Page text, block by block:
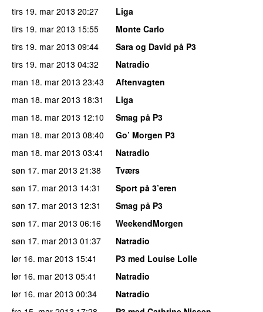
tirs 19. mar 2013 20:27
Liga
tirs 19. mar 2013 15:55
Monte Carlo
tirs 19. mar 2013 09:44
Sara og David på P3
tirs 19. mar 2013 04:32
Natradio
man 18. mar 2013 23:43
Aftenvagten
man 18. mar 2013 18:31
Liga
man 18. mar 2013 12:10
Smag på P3
man 18. mar 2013 08:40
Go’ Morgen P3
man 18. mar 2013 03:41
Natradio
søn 17. mar 2013 21:38
Tværs
søn 17. mar 2013 14:31
Sport på 3’eren
søn 17. mar 2013 12:31
Smag på P3
søn 17. mar 2013 06:16
WeekendMorgen
søn 17. mar 2013 01:37
Natradio
lør 16. mar 2013 15:41
P3 med Louise Lolle
lør 16. mar 2013 05:41
Natradio
lør 16. mar 2013 00:34
Natradio